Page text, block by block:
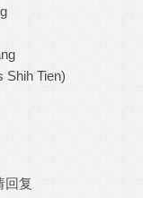
Tien)
回复